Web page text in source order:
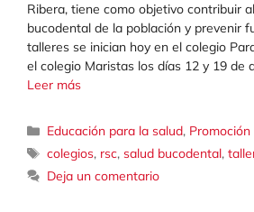
Ribera, tiene como objetivo contribuir
bucodental de la población y prevenir
talleres se inician hoy en el colegio
el colegio Maristas los días 12 y 19 de
Leer más
Categorías
Educación para la salud,
Etiquetas
colegios, rsc, salud bucodental,
Deja un comentario